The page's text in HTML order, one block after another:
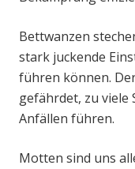
Bettwanzen
stark juckende
führen können.
gefährdet, zu viele
Anfällen führen.
Motten sind uns